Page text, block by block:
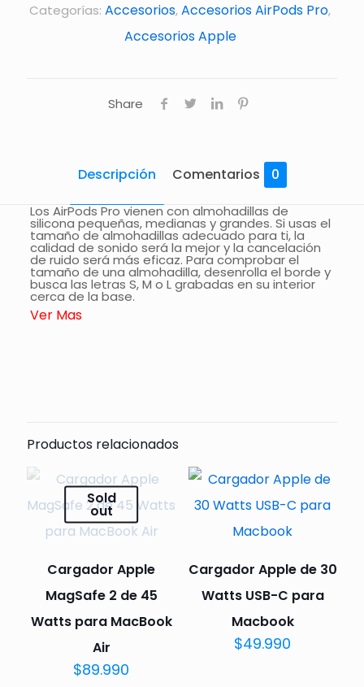
Categorías: Accesorios,Accesorios AirPods Pro,
Accesorios Apple
Share
Descripción Comentarios 0
Los AirPods Pro vienen con almohadillas de
silicona pequeñas, medianas y grandes. Si usas el
tamaño de almohadillas adecuado para ti, la
calidad de sonido será la mejor y la cancelación
de ruido será más eficaz. Para comprobar el
tamaño de una almohadilla, desenrolla el borde y
busca las letras S, M o L grabadas en su interior
cerca de la base.
Ver Mas
Productos relacionados
Sold
out
Cargador Apple
MagSafe 2 de 45
Watts para MacBook
Air
$89.990
Cargador Apple de 30
Watts USB-C para
Macbook
$49.990